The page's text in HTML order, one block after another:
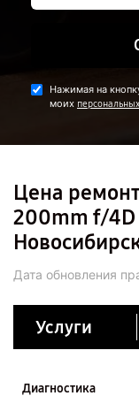
Нажимая на
моих
Цена
200mm f/4D
Дата обновления
Услуги
Диагностика